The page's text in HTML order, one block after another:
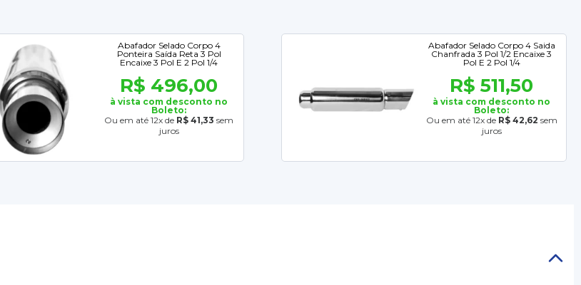
Abafador Selado Corpo 4
Ponteira Saída Reta 3 Pol
Encaixe 3 Pol E 2 Pol 1/4
R$ 496,00
à vista com desconto no
Boleto:
Ou em até 12x de R$ 41,33 sem
juros
Abafador Selado Corpo 4 Saida
Chanfrada 3 Pol 1/2 Encaixe 3
Pol E 2 Pol 1/4
R$ 511,50
à vista com desconto no
Boleto:
Ou em até 12x de R$ 42,62 sem
juros